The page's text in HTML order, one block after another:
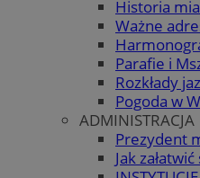
Historia
Ważne
Parafie i
Rozkłady
Pogoda w
ADMINISTRACJA
Prezydent
Jak